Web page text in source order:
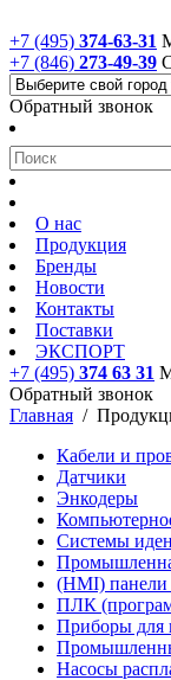
+7 (495) 374-63-31
+7 (846) 273-49-39
Обратный звонок
О нас
Продукция
Бренды
Новости
Контакты
Поставки
ЭКСПОРТ
+7 (495) 374 63 31
Обратный звонок
Главная /
Кабели и
Датчики
Энкодеры
Системы
(HMI) панели
ПЛК
Приборы для
Насосы